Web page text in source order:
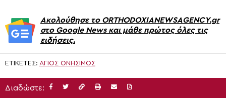
Ακολούθησε το ORTHODOXIANEWSAGENCY.gr
στο Google News και μάθε πρώτος όλες τις
ειδήσεις.
ΕΤΙΚΈΤΕΣ: ΆΓΙΟΣ ΟΝΉΣΙΜΟΣ
Διαδώστε: